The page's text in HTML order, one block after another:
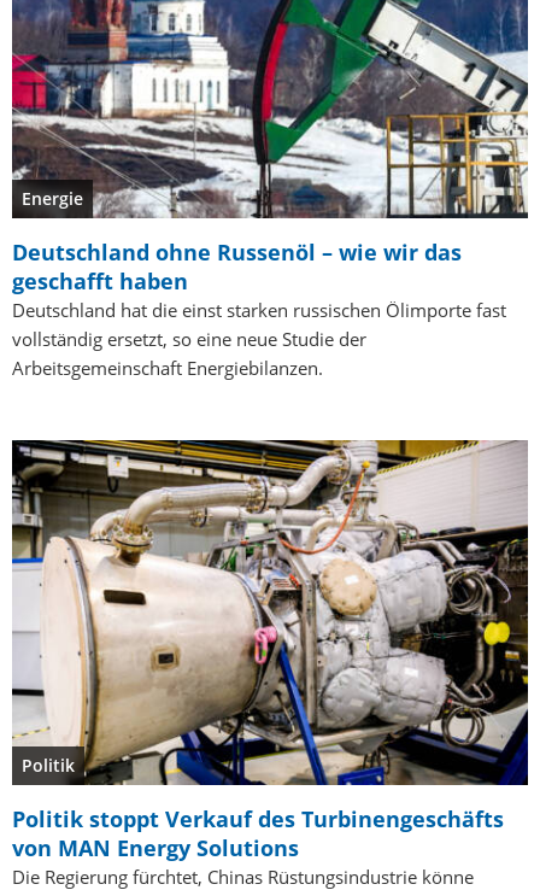
Energie
Deutschland ohne Russenöl – wie wir das
geschafft haben
Deutschland hat die einst starken russischen Ölimporte fast
vollständig ersetzt, so eine neue Studie der
Arbeitsgemeinschaft Energiebilanzen.
Politik
Politik stoppt Verkauf des Turbinengeschäfts
von MAN Energy Solutions
Die Regierung fürchtet, Chinas Rüstungsindustrie könne